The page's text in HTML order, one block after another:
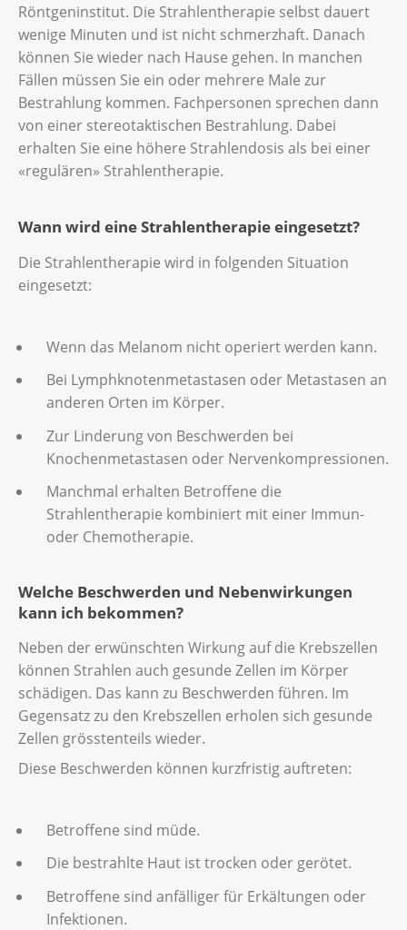
Röntgeninstitut. Die Strahlentherapie selbst dauert
wenige Minuten und ist nicht schmerzhaft. Danach
können Sie wieder nach Hause gehen. In manchen
Fällen müssen Sie ein oder mehrere Male zur
Bestrahlung kommen. Fachpersonen sprechen dann
von einer stereotaktischen Bestrahlung. Dabei
erhalten Sie eine höhere Strahlendosis als bei einer
«regulären» Strahlentherapie.
Wann wird eine Strahlentherapie eingesetzt?
Die Strahlentherapie wird in folgenden Situation
eingesetzt:
Wenn das Melanom nicht operiert werden kann.
Bei Lymphknotenmetastasen oder Metastasen an
anderen Orten im Körper.
Zur Linderung von Beschwerden bei
Knochenmetastasen oder Nervenkompressionen.
Manchmal erhalten Betroffene die
Strahlentherapie kombiniert mit einer Immun-
oder Chemotherapie.
Welche Beschwerden und Nebenwirkungen
kann ich bekommen?
Neben der erwünschten Wirkung auf die Krebszellen
können Strahlen auch gesunde Zellen im Körper
schädigen. Das kann zu Beschwerden führen. Im
Gegensatz zu den Krebszellen erholen sich gesunde
Zellen grösstenteils wieder.
Diese Beschwerden können kurzfristig auftreten:
Betroffene sind müde.
Die bestrahlte Haut ist trocken oder gerötet.
Betroffene sind anfälliger für Erkältungen oder
Infektionen.